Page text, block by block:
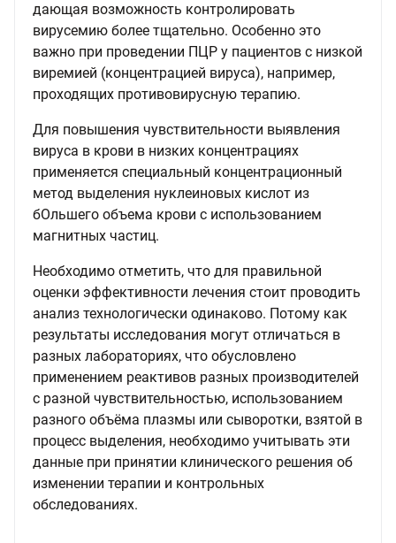
дающая возможность контролировать
вирусемию более тщательно. Особенно это
важно при проведении ПЦР у пациентов с низкой
виремией (концентрацией вируса), например,
проходящих противовирусную терапию.
Для повышения чувствительности выявления
вируса в крови в низких концентрациях
применяется специальный концентрационный
метод выделения нуклеиновых кислот из
бОльшего объема крови с использованием
магнитных частиц.
Необходимо отметить, что для правильной
оценки эффективности лечения стоит проводить
анализ технологически одинаково. Потому как
результаты исследования могут отличаться в
разных лабораториях, что обусловлено
применением реактивов разных производителей
с разной чувствительностью, использованием
разного объёма плазмы или сыворотки, взятой в
процесс выделения, необходимо учитывать эти
данные при принятии клинического решения об
изменении терапии и контрольных
обследованиях.